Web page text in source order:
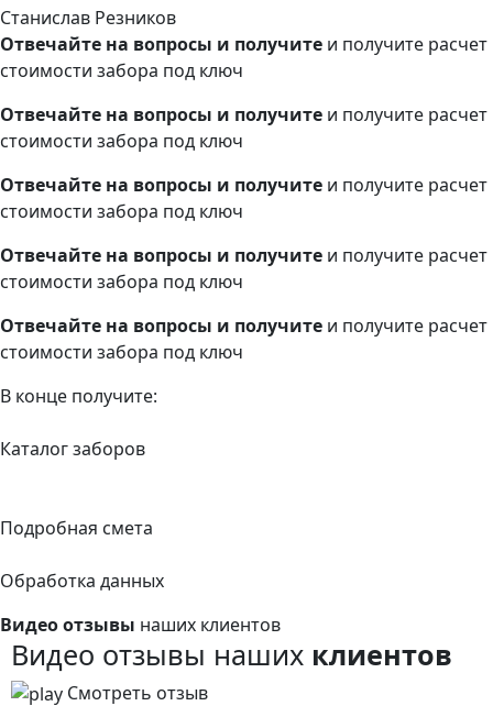
Станислав Резников
Отвечайте на вопросы и получите и получите расчет
стоимости забора под ключ
Отвечайте на вопросы и получите и получите расчет
стоимости забора под ключ
Отвечайте на вопросы и получите и получите расчет
стоимости забора под ключ
Отвечайте на вопросы и получите и получите расчет
стоимости забора под ключ
Отвечайте на вопросы и получите и получите расчет
стоимости забора под ключ
В конце получите:
Каталог заборов
Подробная смета
Обработка данных
Видео отзывы наших клиентов
Видео отзывы наших клиентов
Смотреть отзыв